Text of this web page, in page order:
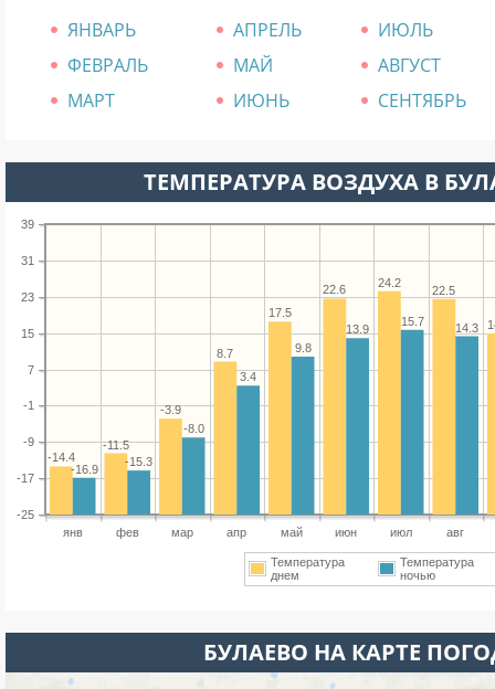
ЯНВАРЬ АПРЕЛЬ
ИЮЛЬ
ФЕВРАЛЬ
МАЙ
АВГУСТ
МАРТ
ИЮНЬ СЕНТЯБРЬ
ТЕМПЕРАТУРА ВОЗДУХА В
янв фев мар апр май июн июл авг
-25
-17
-9
-1
7
15
23
31
39
22.5
24.2
22.6
17.5
8.7
-3.9
-11.5
-14.4
14.3
15.7
13.9
9.8
3.4
-8.0
-15.3
-16.9
Температура
днем
Температура
ночью
БУЛАЕВО НА КАРТЕ